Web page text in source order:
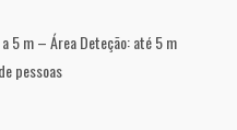
5 m – Área Deteção: até 5 m
pessoas